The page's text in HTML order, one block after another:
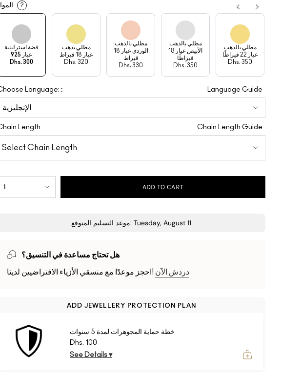
?
فضة استرلينية
عيار 925
Dhs. 300
مطلي بذهب
عيار 18 قيراط
Dhs. 320
مطلي بالذهب
الوردي عيار 18
قيراط
Dhs. 330
مطلي بالذهب
الأبيض عيار 18
قيراطًا
Dhs. 350
مطلي بالذهب
عيار 22 قيراطًا
Dhs. 350
Language: : Language Guide
Length Chain Length Guide
1 ADD TO CART
موعد التسليم المتوقع: Tuesday, August 11
هل تحتاج مساعدة في التنسيق؟
احجز موعدًا مع منسقي الأزياء الافتراضيين لدينا! دردش الآن
ADD JEWELLERY PROTECTION PLAN
خطة حماية المجوهرات لمدة 5 سنوات
Dhs. 100
See Details ▾